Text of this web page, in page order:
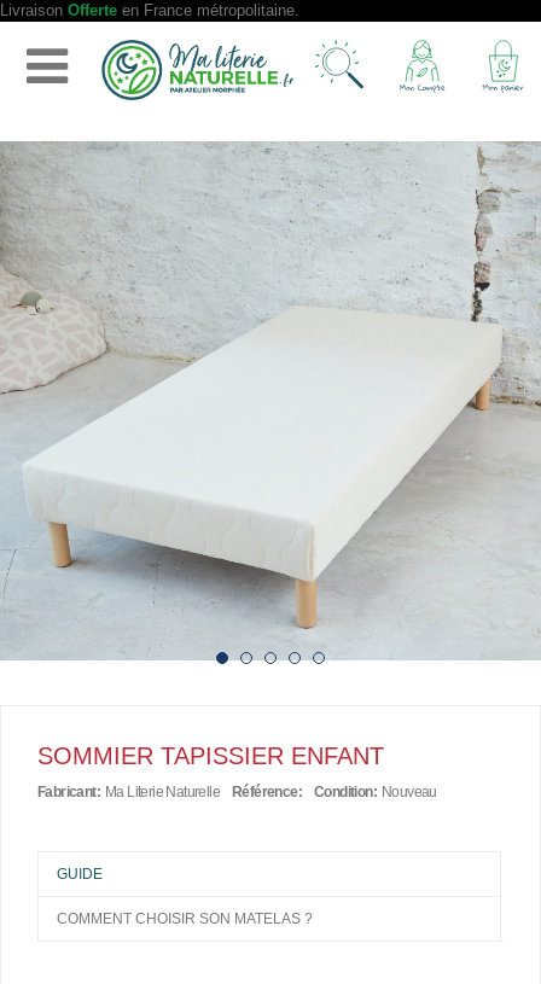
Livraison Offerte en France métropolitaine.
SOMMIER TAPISSIER ENFANT
Fabricant: Ma Literie Naturelle Référence: Condition: Nouveau
GUIDE
COMMENT CHOISIR SON MATELAS ?